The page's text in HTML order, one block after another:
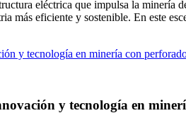
eléctrica que impulsa la minería
más eficiente y sostenible. En este
y tecnología en